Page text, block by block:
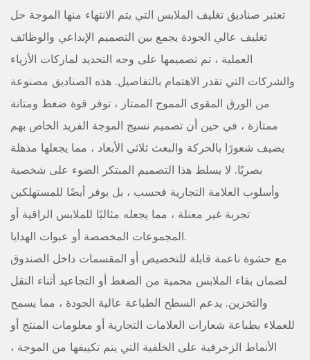
تعتبر صناديق تغليف الملابس التي يتم الانتهاء منها الموجة حل
تغليف عالي الجودة يجمع بين التصميم الإبداعي والوظائف
العملية ، تم تصميمها على وجه التحديد لماركات الأزياء
والشركات التي تقدر الاهتمام بالتفاصيل. هذه الصناديق مصنوعة
من الورق المقوى المموج الممتاز ، توفر قوة ضغط ومتانة
ممتازة ، في حين أن تصميم نسيج الموجة الفريد الخاص بهم
يضيف شعورًا بالحركة والبعث ثلاثي الأبعاد ، مما يجعلها مذهلة
بصريًا. لا يسلط هذا التصميم المبتكر الضوء على شخصية
وأسلوب العلامة التجارية فحسب ، بل يوفر أيضًا للمستهلكين
تجربة غير معنلة ، مما يجعله مثاليًا للملابس الراقية أو
المجموعات المخصصة أو عبوات الهدايا.
مع حشوة ناعمة قابلة للتخصيص أو المقسمات داخل الصندوق
لضمان بقاء الملابس محمية من الضغط أو التجاعيد أثناء النقل
والتخزين. يدعم السطح الطباعة عالية الجودة ، مما يسمح
للعملاء بطباعة شعارات العلامات التجارية أو معلومات المنتج أو
الأنماط الزخرفية على الخلفية التي يتم تكييفها من الموجة ،